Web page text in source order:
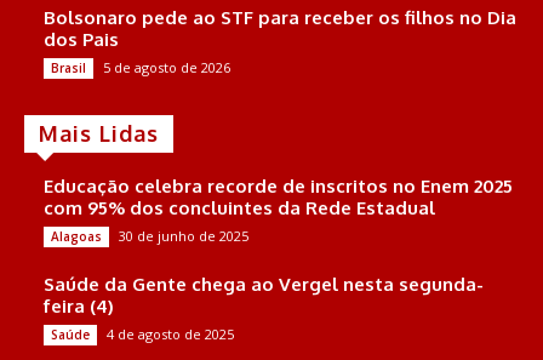
Bolsonaro pede ao STF para receber os filhos no Dia
dos Pais
Brasil 5 de agosto de 2026
Mais Lidas
Educação celebra recorde de inscritos no Enem 2025
com 95% dos concluintes da Rede Estadual
Alagoas 30 de junho de 2025
Saúde da Gente chega ao Vergel nesta segunda-
feira (4)
Saúde 4 de agosto de 2025